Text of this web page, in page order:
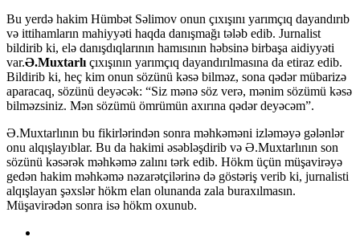
Bu yerdə hakim Hümbət Səlimov onun çıxışını yarımçıq dayandırıb
və ittihamların mahiyyəti haqda danışmağı tələb edib. Jurnalist
bildirib ki, elə danışdıqlarının hamısının həbsinə birbaşa aidiyyəti
var.Ə.Muxtarlı çıxışının yarımçıq dayandırılmasına da etiraz edib.
Bildirib ki, heç kim onun sözünü kəsə bilməz, sona qədər mübarizə
aparacaq, sözünü deyəcək: “Siz mənə söz verə, mənim sözümü kəsə
bilməzsiniz. Mən sözümü ömrümün axırına qədər deyəcəm”.
Ə.Muxtarlının bu fikirlərindən sonra məhkəməni izləməyə gələnlər
onu alqışlayıblar. Bu da hakimi əsəbləşdirib və Ə.Muxtarlının son
sözünü kəsərək məhkəmə zalını tərk edib. Hökm üçün müşavirəyə
gedən hakim məhkəmə nəzarətçilərinə də göstəriş verib ki, jurnalisti
alqışlayan şəxslər hökm elan olunanda zala buraxılmasın.
Müşavirәdәn sonra isә hökm oxunub.